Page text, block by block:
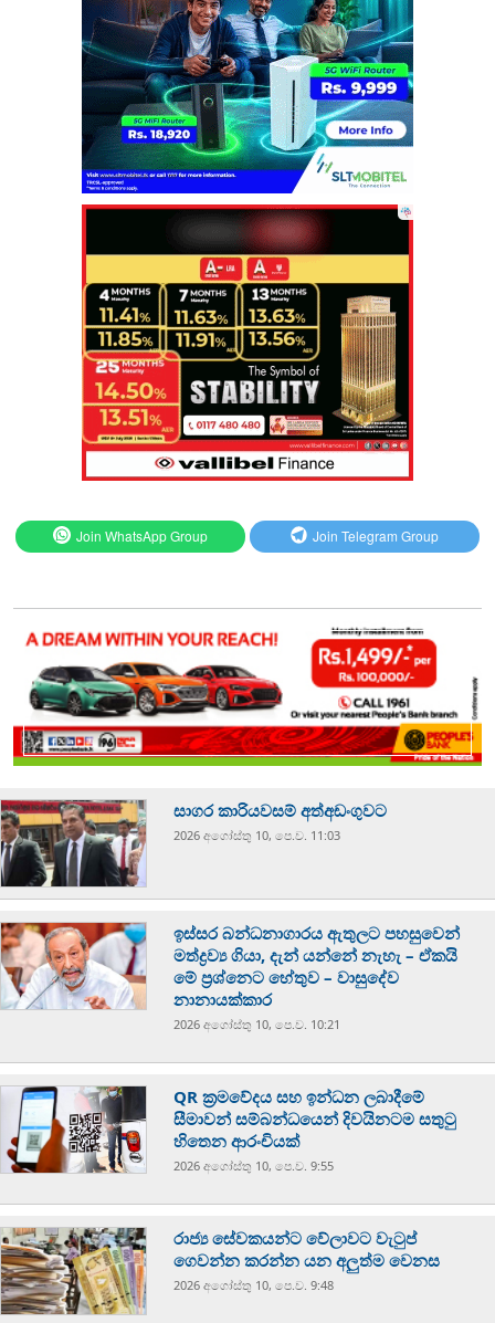
Join WhatsApp Group Join Telegram Group
සාගර කාරියවසම් අත්අඩංගුවට
2026 අගෝස්‍තු 10, පෙ.ව. 11:03
ඉස්සර බන්ධනාගාරය ඇතුලට පහසුවෙන්
මත්ද්‍රව්‍ය ගියා, දැන් යන්නේ නැහැ – ඒකයි
මේ ප්‍රශ්නෙට හේතුව – වාසුදේව
නානායක්කාර
2026 අගෝස්‍තු 10, පෙ.ව. 10:21
QR ක්‍රමවේදය සහ ඉන්ධන ලබාදීමේ
සීමාවන් සම්බන්ධයෙන් දිවයිනටම සතුටු
හිතෙන ආරංචියක්
2026 අගෝස්‍තු 10, පෙ.ව. 9:55
රාජ්‍ය සේවකයන්ට වේලාවට වැටුප්
ගෙවන්න කරන්න යන අලුත්ම වෙනස
2026 අගෝස්‍තු 10, පෙ.ව. 9:48